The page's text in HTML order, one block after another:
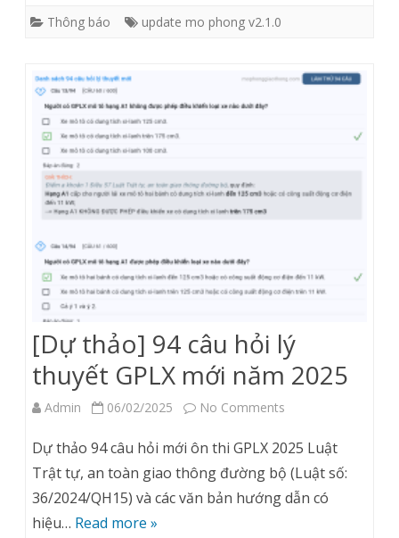
mô
2025
Thông báo update mo phong v2.1.0
[Dự thảo] 94 câu hỏi lý
thuyết GPLX mới năm 2025
Admin 06/02/2025 No Comments
thảo]
94
Dự thảo 94 câu hỏi mới ôn thi GPLX 2025 Luật
Trật tự, an toàn giao thông đường bộ (Luật số:
36/2024/QH15) và các văn bản hướng dẫn có
hiệu… Read more »